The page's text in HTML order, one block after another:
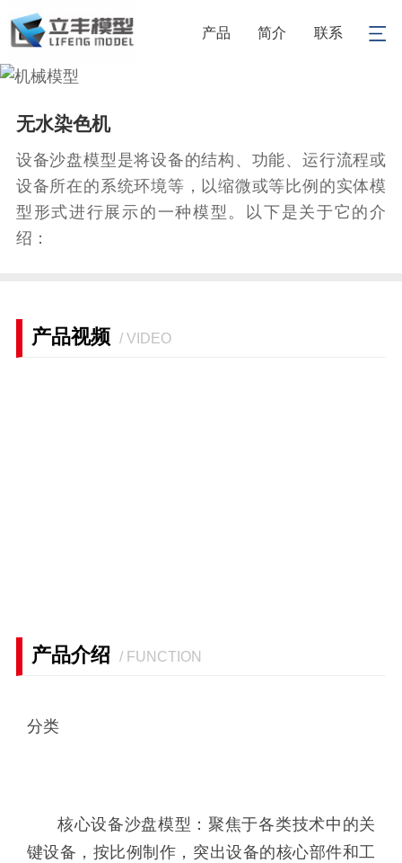
产品 简介
联系
无水染色机
设备沙盘模型是将设备的结构、功能、运行流程或
设备所在的系统环境等，以缩微或等比例的实体模
型形式进行展示的一种模型。以下是关于它的介
绍：
产品视频 / VIDEO
产品介绍 / FUNCTION
分类
核心设备沙盘模型：聚焦于各类技术中的关
键设备，按比例制作，突出设备的核心部件和工